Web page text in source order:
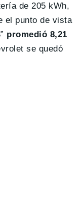
de 205 kWh,
el punto de vista
promedió 8,21
se quedó